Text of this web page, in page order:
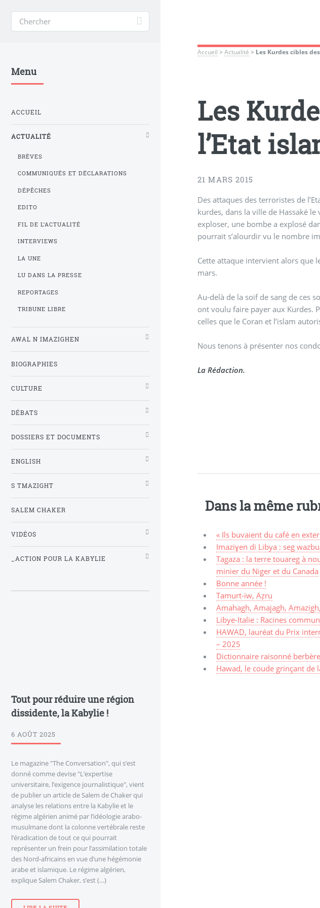
Accueil >Actualité > Les Kurdes cibles
Les
l’Etat
21 MARS 2015
Des attaques des terroristes de
kurdes, dans la ville de Hassaké
exploser, une bombe a explosé
pourrait s’alourdir vu le nombre
Cette attaque intervient alors que
mars.
Au-delà de la soif de sang de ces
ont voulu faire payer aux Kurdes.
celles que le Coran et l’islam
Nous tenons à présenter nos
La Rédaction.
Dans la même
« Ils buvaient du café en
Imaziɣen di Libya : seg
Tagaza : la terre touareg à
minier du Niger et du Canada
Bonne année !
Tamurt-iw, Aẓru
Amahagh, Amajagh,
Libye-Italie : Racines
HAWAD, lauréat du Prix
– 2025
Dictionnaire raisonné
Hawad, le coude grinçant de
Menu
ACCUEIL
ACTUALITÉ
BRÈVES
COMMUNIQUÉS ET DÉCLARATIONS
DÉPÊCHES
EDITO
FIL DE L’ACTUALITÉ
INTERVIEWS
LA UNE
LU DANS LA PRESSE
REPORTAGES
TRIBUNE LIBRE
AWAL N IMAZIGHEN
BIOGRAPHIES
CULTURE
DÉBATS
DOSSIERS ET DOCUMENTS
ENGLISH
S TMAZIGHT
SALEM CHAKER
VIDÉOS
_ACTION POUR LA KABYLIE
Tout pour réduire une région
dissidente, la Kabylie !
6 AOÛT 2025
Le magazine "The Conversation", qui s’est
donné comme devise "L’expertise
universitaire, l’exigence journalistique", vient
de publier un article de Salem de Chaker qui
analyse les relations entre la Kabylie et le
régime algérien animé par l’idéologie arabo-
musulmane dont la colonne vertébrale reste
l’éradication de tout ce qui pourrait
représenter un frein pour l’assimilation totale
des Nord-africains en vue d’une hégémonie
arabe et islamique. Le régime algérien,
explique Salem Chaker, s’est (…)